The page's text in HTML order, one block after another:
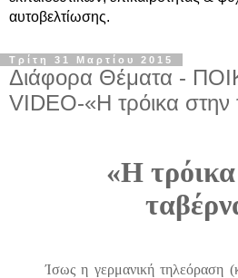
αυτοβελτίωσης.
Τρίτη 31 Μαρτίου 2015
Διάφορα Θέματα -
VIDEO-«Η τρόικα στην
«Η
Ίσως η γερμανική τηλεόραση